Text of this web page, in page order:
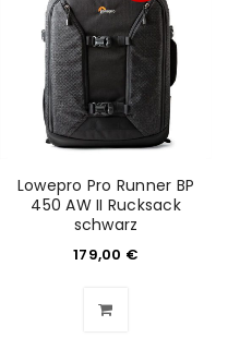
Lowepro Pro Runner BP
450 AW II Rucksack
schwarz
179,00 €